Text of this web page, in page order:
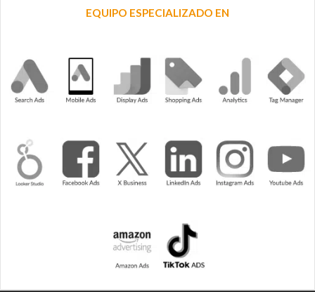
EQUIPO ESPECIALIZADO EN